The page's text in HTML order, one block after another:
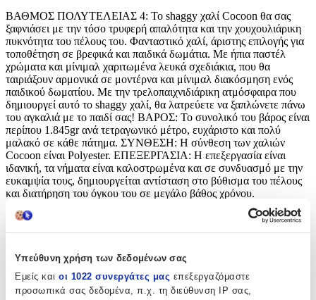
Υπεύθυνη χρήση των δεδομένων σας
Εμείς και οι 1022 συνεργάτες μας επεξεργαζόμαστε
προσωπικά σας δεδομένα, π.χ. τη διεύθυνση IP σας,
ΒΑΘΜΟΣ ΠΟΛΥΤΕΛΕΙΑΣ 4: Το shaggy χαλί Cocoon θα σας
ξαφνιάσει με την τόσο τρυφερή απαλότητα και την χουχουλιάρικη
πυκνότητα του πέλους του. Φανταστικό χαλί, άριστης επιλογής για
τοποθέτηση σε βρεφικά και παιδικά δωμάτια. Με ήπια παστέλ
χρώματα και μίνιμαλ χαριτωμένα λευκά σχεδιάκια, που θα
ταιριάξουν αρμονικά σε μοντέρνα και μίνιμαλ διακόσμηση ενός
παιδικού δωματίου. Με την τρελοπαιχνιδιάρικη ατμόσφαιρα που
δημιουργεί αυτό το shaggy χαλί, θα λατρεύετε να ξαπλώνετε πάνω
του αγκαλιά με το παιδί σας! ΒΑΡΟΣ: Το συνολικό του βάρος είναι
περίπου 1.845gr ανά τετραγωνικό μέτρο, ευχάριστο και πολύ
μαλακό σε κάθε πάτημα. ΣΥΝΘΕΣΗ: Η σύνθεση των χαλιών
Cocoon είναι Polyester. ΕΠΕΞΕΡΓΑΣΙΑ: Η επεξεργασία είναι
ιδανική, τα νήματα είναι καλοστρωμένα και σε συνδυασμό με την
ευκαμψία τους, δημιουργείται αντίσταση στο βύθισμα του πέλους
και διατήρηση του όγκου του σε μεγάλο βάθος χρόνου.
ΑΝΤΙΣΤΑΣΗ ΣΤΟΥΣ ΛΕΚΕΔΕΣ: Η πολύ καλή ποιότητα των
νημάτων και η ειδική επεξεργασία τους συμβάλλουν στην
ανθεκτικότητα και αντοχή του χαλιού σε κάθε είδους λεκέδες, για
ΑΝΤΙΣΤΑΤΙΚΟ-ΑΝΤΙΒΑΚΤΗΡΙΔΙΑΚΗ ΠΡΟΣΤΑΣΙΑ: Δεν
αναπτύσσεται στατικός ηλεκτρισμός, για αυτό και δεν
μαγνητίζονται χνούδια, μικροσωματίδια και σκόνη στην επιφάνεια
του χαλιού. Η αντιβακτηριδιακή προστασία εμποδίζει την ανάπτυξη